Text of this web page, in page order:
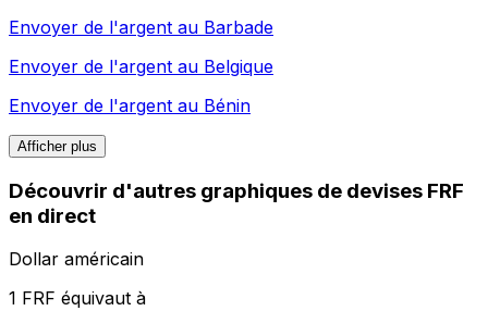
Envoyer de l'argent au Barbade
Envoyer de l'argent au Belgique
Envoyer de l'argent au Bénin
Afficher plus
Découvrir d'autres graphiques de devises FRF
en direct
Dollar américain
1 FRF équivaut à